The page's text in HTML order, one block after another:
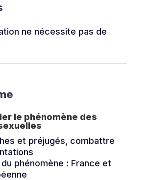
ne nécessite pas de
le phénomène des
et préjugés, combattre
du phénomène : France et